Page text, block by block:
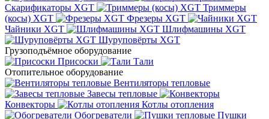
Скарификаторы XGT
Триммеры
(косы) XGT
Фрезеры XGT
Чайники XGT
Шлифмашины XGT
Шуруповёрты XGT
Грузоподъёмное оборудование
Присоски
Тали
Отопительное оборудование
Вентиляторы тепловые
Завесы тепловые
Конвекторы
Котлы отопления
Обогреватели
Пушки